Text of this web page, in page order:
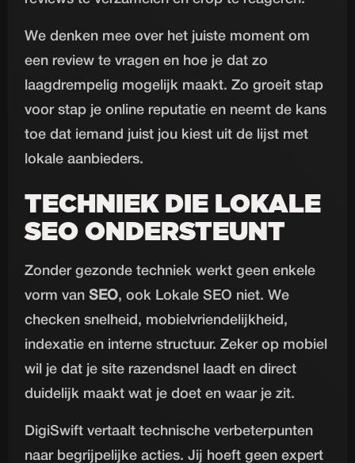
We denken mee over het juiste moment om
een review te vragen en hoe je dat zo
laagdrempelig mogelijk maakt. Zo groeit stap
voor stap je online reputatie en neemt de kans
toe dat iemand juist jou kiest uit de lijst met
lokale aanbieders.
TECHNIEK DIE LOKALE
SEO ONDERSTEUNT
Zonder gezonde techniek werkt geen enkele
vorm vanSEO, ook Lokale SEO niet. We
checken snelheid, mobielvriendelijkheid,
indexatie en interne structuur. Zeker op mobiel
wil je dat je site razendsnel laadt en direct
duidelijk maakt wat je doet en waar je zit.
DigiSwift vertaalt technische verbeterpunten
naar begrijpelijke acties. Jij hoeft geen expert